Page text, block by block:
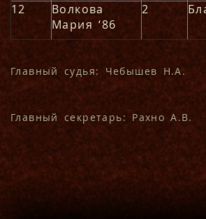
12
Волкова
Мария ‘86
2
Главный судья: Чебышев Н.А.
Главный секретарь: Рахно А.В.